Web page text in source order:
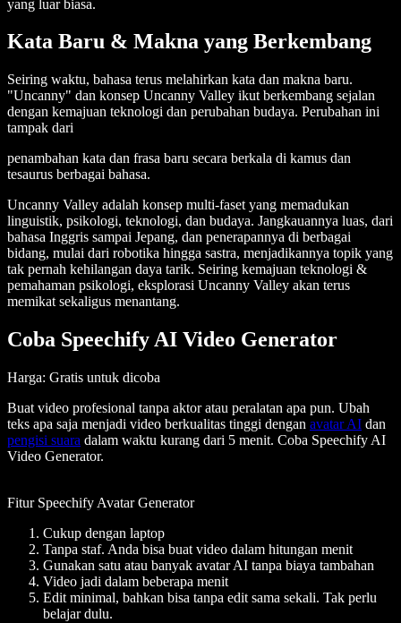
yang luar biasa.
Kata Baru & Makna yang Berkembang
Seiring waktu, bahasa terus melahirkan kata dan makna baru.
"Uncanny" dan konsep Uncanny Valley ikut berkembang sejalan
dengan kemajuan teknologi dan perubahan budaya. Perubahan ini
tampak dari
penambahan kata dan frasa baru secara berkala di kamus dan
tesaurus berbagai bahasa.
Uncanny Valley adalah konsep multi-faset yang memadukan
linguistik, psikologi, teknologi, dan budaya. Jangkauannya luas, dari
bahasa Inggris sampai Jepang, dan penerapannya di berbagai
bidang, mulai dari robotika hingga sastra, menjadikannya topik yang
tak pernah kehilangan daya tarik. Seiring kemajuan teknologi &
pemahaman psikologi, eksplorasi Uncanny Valley akan terus
memikat sekaligus menantang.
Coba Speechify AI Video Generator
Harga: Gratis untuk dicoba
Buat video profesional tanpa aktor atau peralatan apa pun. Ubah
teks apa saja menjadi video berkualitas tinggi dengan avatar AI dan
pengisi suara dalam waktu kurang dari 5 menit. Coba Speechify AI
Video Generator.
Fitur Speechify Avatar Generator
Cukup dengan laptop
Tanpa staf. Anda bisa buat video dalam hitungan menit
Gunakan satu atau banyak avatar AI tanpa biaya tambahan
Video jadi dalam beberapa menit
Edit minimal, bahkan bisa tanpa edit sama sekali. Tak perlu
belajar dulu.